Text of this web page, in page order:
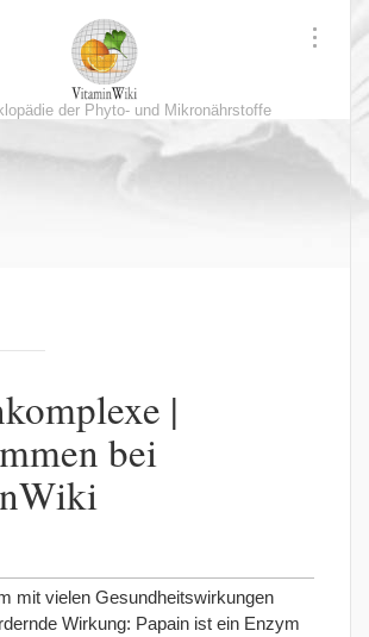
der Phyto- und Mikronährstoffe
|
bei
mit vielen Gesundheitswirkungen
Wirkung: Papain ist ein Enzym